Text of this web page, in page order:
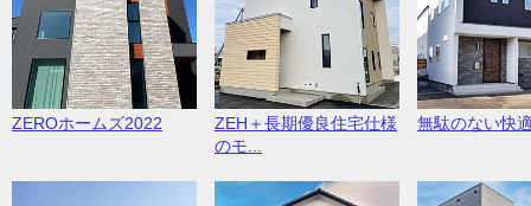
ZEROホームズ2022
ZEH＋長期優良住宅仕様
のモ...
無駄のない快